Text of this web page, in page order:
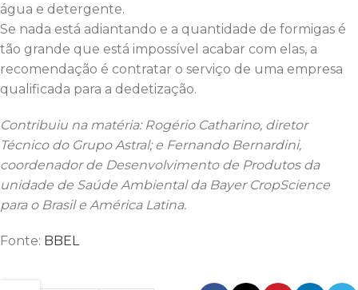
água e detergente.
Se nada está adiantando e a quantidade de formigas é
tão grande que está impossível acabar com elas, a
recomendação é contratar o serviço de uma empresa
qualificada para a dedetização.
Contribuiu na matéria: Rogério Catharino, diretor
Técnico do Grupo Astral; e Fernando Bernardini,
coordenador de Desenvolvimento de Produtos da
unidade de Saúde Ambiental da Bayer CropScience
para o Brasil e América Latina.
Fonte: BBEL